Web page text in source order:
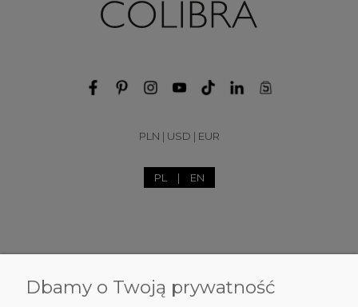
PLN | USD | EUR
PL | EN
DLA CIEBIE
Dbamy o Twoją prywatność